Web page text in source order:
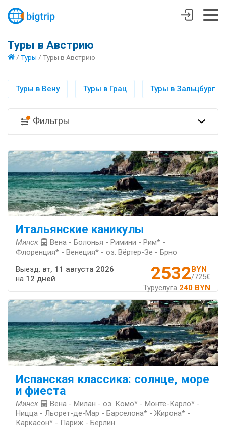
Туры в Австрию
/ Туры / Туры в Австрию
Туры в Вену Туры в Грац Туры в Зальцбург
Фильтры
Итальянские каникулы
Минск
Вена - Болонья - Римини - Рим* -
Флоренция* - Венеция* - оз. Вёртер-Зе - Брно
2532 BYN
/725€
Туруслуга 240 BYN
Выезд: вт, 11 августа 2026
на 12 дней
Испанская классика: солнце, море
и фиеста
Минск
Вена - Милан - оз. Комо* - Монте-Карло* -
Ницца - Льорет-де-Мар - Барселона* - Жирона* -
Каркасон* - Париж - Берлин